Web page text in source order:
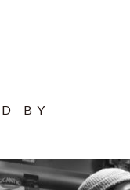
BY